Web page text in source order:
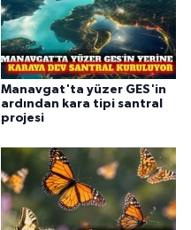
Manavgat'ta yüzer GES'in
ardından kara tipi santral
projesi